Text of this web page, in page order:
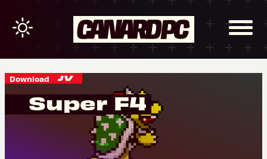
Download
Super F4